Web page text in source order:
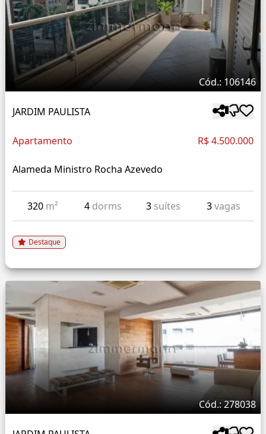
Cód.: 106146
JARDIM PAULISTA
Apartamento R$ 4.500.000
Alameda Ministro Rocha Azevedo
320 m² 4 dorms 3 suítes 3vagas
Destaque
Cód.: 278038